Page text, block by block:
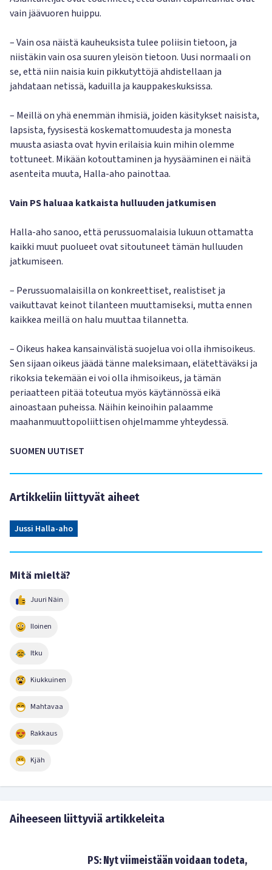
vain jäävuoren huippu.
– Vain osa näistä kauheuksista tulee poliisin tietoon, ja
niistäkin vain osa suuren yleisön tietoon. Uusi normaali on
se, että niin naisia kuin pikkutyttöjä ahdistellaan ja
jahdataan netissä, kaduilla ja kauppakeskuksissa.
– Meillä on yhä enemmän ihmisiä, joiden käsitykset naisista,
lapsista, fyysisestä koskemattomuudesta ja monesta
muusta asiasta ovat hyvin erilaisia kuin mihin olemme
tottuneet. Mikään kotouttaminen ja hyysääminen ei näitä
asenteita muuta, Halla-aho painottaa.
Vain PS haluaa katkaista hulluuden jatkumisen
Halla-aho sanoo, että perussuomalaisia lukuun ottamatta
kaikki muut puolueet ovat sitoutuneet tämän hulluuden
jatkumiseen.
– Perussuomalaisilla on konkreettiset, realistiset ja
vaikuttavat keinot tilanteen muuttamiseksi, mutta ennen
kaikkea meillä on halu muuttaa tilannetta.
– Oikeus hakea kansainvälistä suojelua voi olla ihmisoikeus.
Sen sijaan oikeus jäädä tänne maleksimaan, elätettäväksi ja
rikoksia tekemään ei voi olla ihmisoikeus, ja tämän
periaatteen pitää toteutua myös käytännössä eikä
ainoastaan puheissa. Näihin keinoihin palaamme
maahanmuuttopoliittisen ohjelmamme yhteydessä.
SUOMEN UUTISET
Artikkeliin liittyvät aiheet
Jussi Halla-aho
Mitä mieltä?
Juuri Näin
Iloinen
Itku
Kiukkuinen
Mahtavaa
Rakkaus
Kjäh
Aiheeseen liittyviä artikkeleita
PS: Nyt viimeistään voidaan todeta,